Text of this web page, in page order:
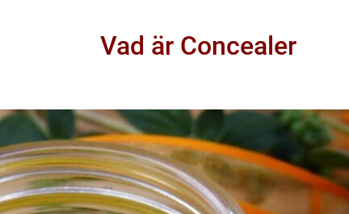
Vad är Concealer